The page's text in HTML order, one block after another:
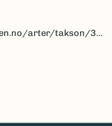
takson/30625/beskrivelse